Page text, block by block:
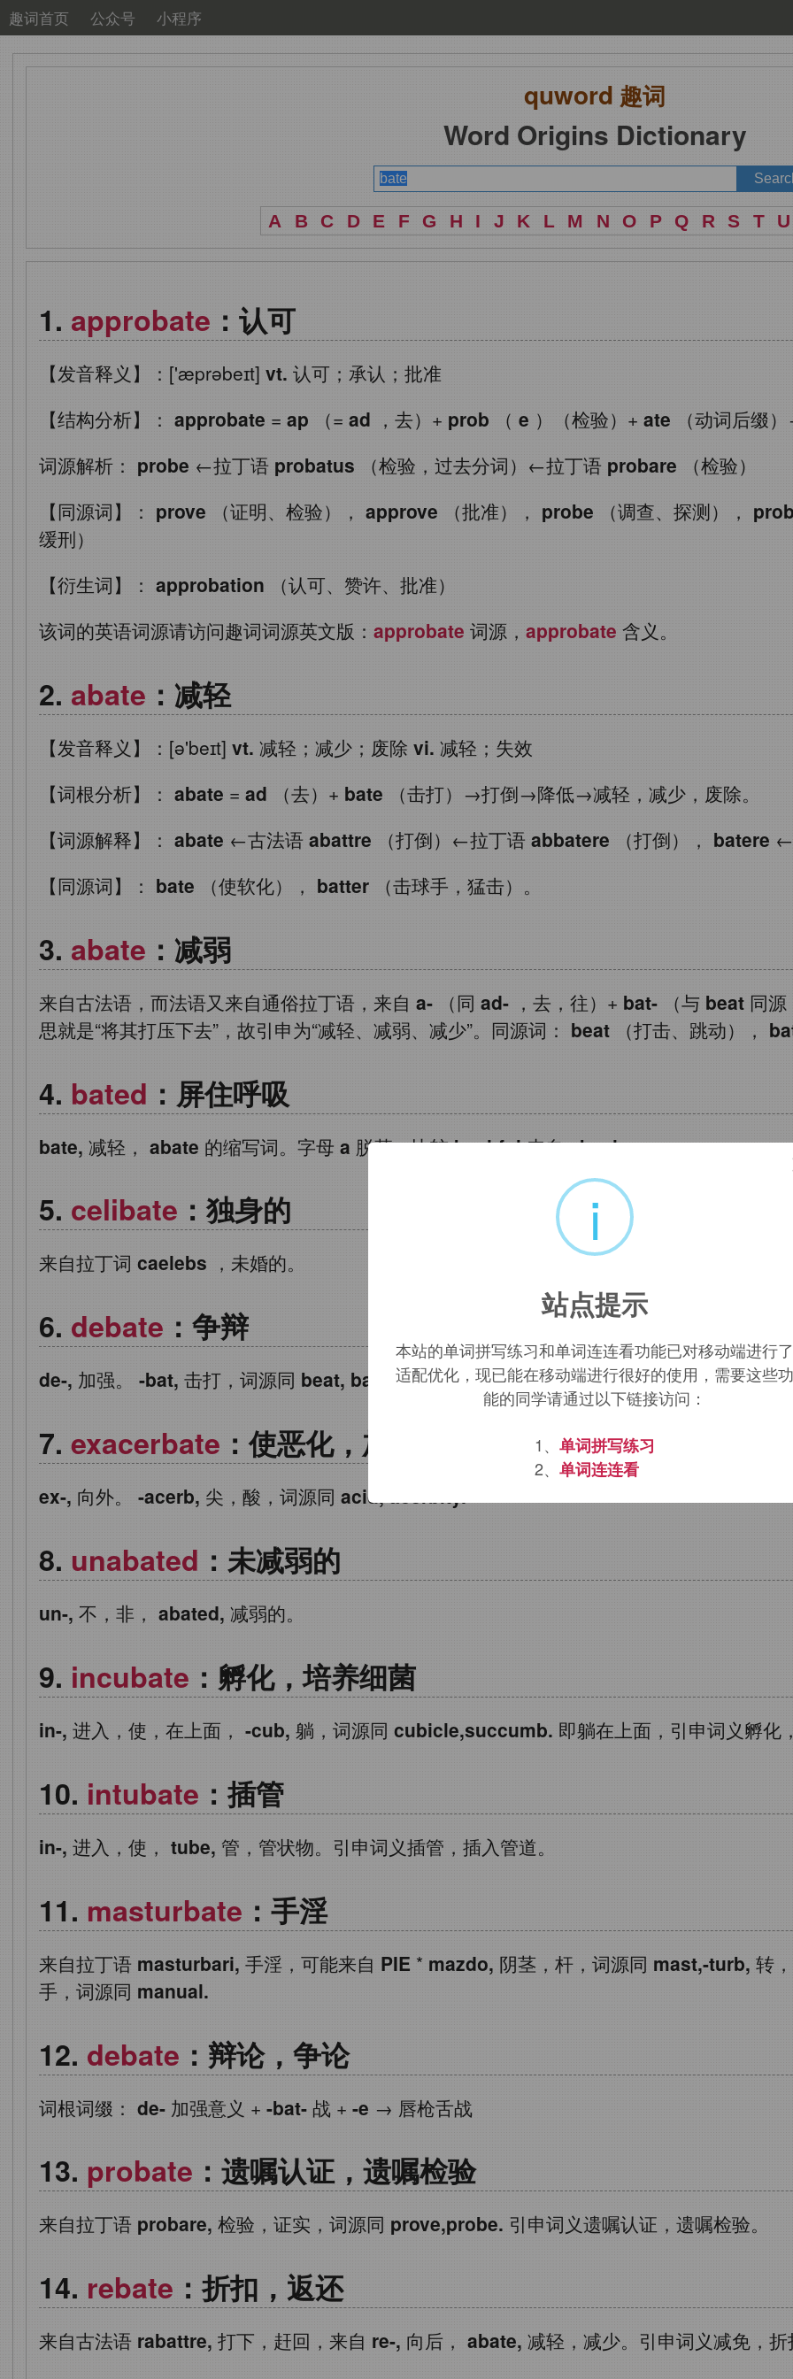
趣词首页 公众号 小程序
quword 趣词
Word Origins Dictionary
A B C D E F G H I J K L M N O P Q R S T U
approbate ：认可
【发音释义】：['æprəbeɪt] vt. 认可；承认；批准
【结构分析】： approbate = ap （= ad ，去）+ prob （ e ）（检验）+ ate （动词后缀
词源解析： probe ←拉丁语 probatus （检验，过去分词）←拉丁语 probare （检验）
【同源词】： prove （证明、检验）， approve （批准）， probe （调查、探测），
缓刑）
【衍生词】： approbation （认可、赞许、批准）
该词的英语词源请访问趣词词源英文版： approbate 词源， approbate 含义。
abate ：减轻
【发音释义】：[ə'beɪt] vt. 减轻；减少；废除 vi. 减轻；失效
【词根分析】： abate = ad （去）+ bate （击打）→打倒→降低→减轻，减少，废除。
【词源解释】： abate ←古法语 abattre （打倒）←拉丁语 abbatere （打倒）， batere
【同源词】： bate （使软化）， batter （击球手，猛击）。
abate ：减弱
来自古法语，而法语又来自通俗拉丁语，来自 a- （同 ad- ，去，往）+ bat- （与 beat 同
思就是“将其打压下去”，故引申为“减轻、减弱、减少”。同源词： beat （打击、跳动），
bated ：屏住呼吸
bate, 减轻， abate 的缩写词。字母 a 脱落，比较bashful来自abash.
celibate ：独身的
来自拉丁词 caelebs ，未婚的。
debate ：争辩
de-, 加强。 -bat, 击打，词源同 beat, batter.引申义交锋，争辩。
exacerbate ：使恶化，加剧
ex-, 向外。 -acerb, 尖，酸，词源同 acid, acerbity.
unabated ：未减弱的
un-, 不，非， abated, 减弱的。
incubate ：孵化，培养细菌
in-, 进入，使，在上面， -cub, 躺，词源同 cubicle,succumb. 即躺在上面，引申词义孵化
intubate ：插管
in-, 进入，使， tube, 管，管状物。引申词义插管，插入管道。
masturbate ：手淫
来自拉丁语 masturbari, 手淫，可能来自 PIE * mazdo, 阴茎，杆，词源同 mast,-turb, 转
手，词源同 manual.
debate ：辩论，争论
词根词缀： de- 加强意义 + -bat- 战 + -e → 唇枪舌战
probate ：遗嘱认证，遗嘱检验
来自拉丁语 probare, 检验，证实，词源同 prove,probe. 引申词义遗嘱认证，遗嘱检验。
rebate ：折扣，返还
来自古法语 rabattre, 打下，赶回，来自 re-, 向后， abate, 减轻，减少。引申词义减免，
i
站点提示
本站的单词拼写练习和单词连连看功能已对移动端进行了
适配优化，现已能在移动端进行很好的使用，需要这些功
能的同学请通过以下链接访问：
1、 单词拼写练习
2、 单词连连看